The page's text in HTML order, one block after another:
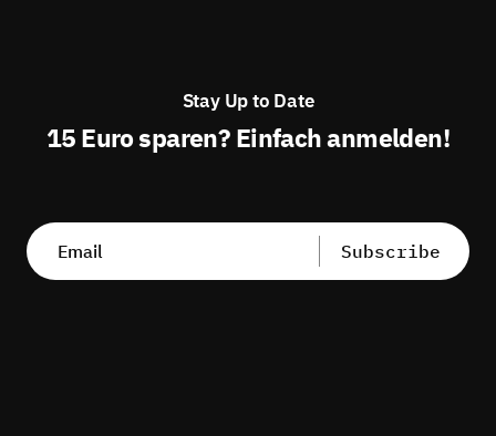
Stay Up to Date
15 Euro sparen? Einfach anmelden!
Subscribe